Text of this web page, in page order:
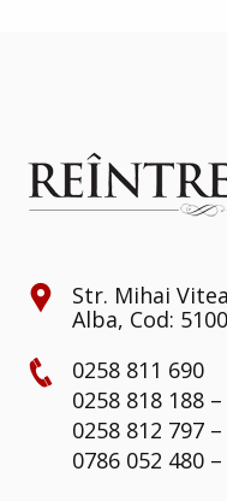
Str. Mihai
Alba, Cod:
0258 811 690
0258 818 188
0258 812 797
0786 052 480